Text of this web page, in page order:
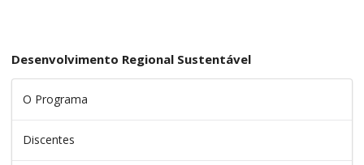
Desenvolvimento Regional Sustentável
O Programa
Discentes